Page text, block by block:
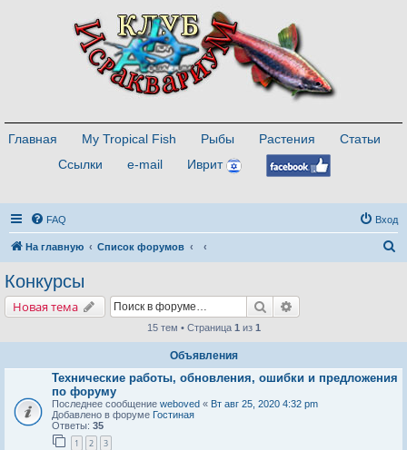
Главная My Tropical Fish Рыбы Растения
Статьи
Ссылки
e-mail Иврит
FAQ Вход
На главную Список форумов
Конкурсы
Новая тема Поиск
15 тем • Страница 1 из 1
Объявления
Технические работы, обновления, ошибки и предложения
по форуму
Последнее сообщение weboved « Вт авг 25, 2020 4:32 pm
Добавлено в форуме Гостиная
Ответы: 35
1 2 3